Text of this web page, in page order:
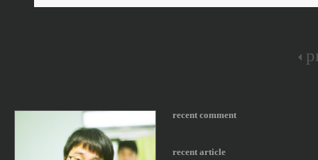
recent comment
recent article